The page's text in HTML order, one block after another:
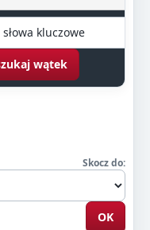
Skocz do: